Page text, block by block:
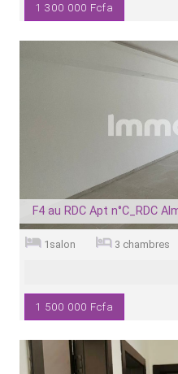
1 300 000 Fcfa
F4 au RDC Apt n°C_RDC
1salon 3 chambres
1 500 000 Fcfa